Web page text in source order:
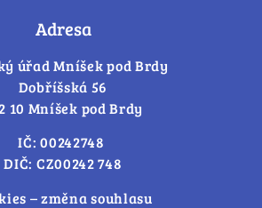
Adresa
úřad Mníšek pod Brdy
Dobříšská 56
10 Mníšek pod Brdy
IČ: 00242748
DIČ: CZ00242 748
– změna souhlasu